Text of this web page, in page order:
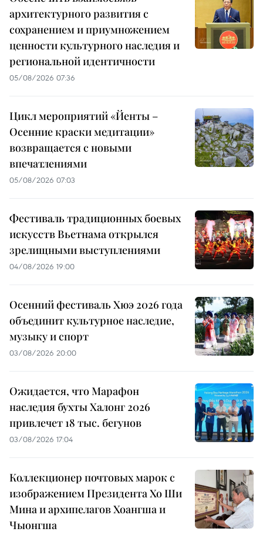
архитектурного развития с
сохранением и приумножением
ценности культурного наследия и
региональной идентичности
05/08/2026 07:36
Цикл мероприятий «Йенты –
Осенние краски медитации»
возвращается с новыми
впечатлениями
05/08/2026 07:03
Фестиваль традиционных боевых
искусств Вьетнама открылся
зрелищными выступлениями
04/08/2026 19:00
Осенний фестиваль Хюэ 2026 года
объединит культурное наследие,
музыку и спорт
03/08/2026 20:00
Ожидается, что Марафон
наследия бухты Халонг 2026
привлечет 18 тыс. бегунов
03/08/2026 17:04
Коллекционер почтовых марок с
изображением Президента Хо Ши
Мина и архипелагов Хоангша и
Чыонгша